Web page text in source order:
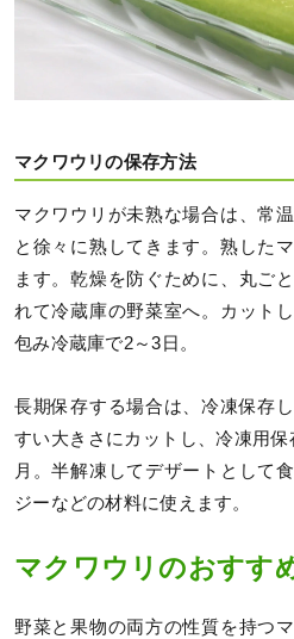
マクワウリの保存方法
マクワウリが未熟な場合は、常
と徐々に熟してきます。熟した
ます。乾燥を防ぐために、丸ご
れて冷蔵庫の野菜室へ。カット
包み冷蔵庫で2～3日。
長期保存する場合は、冷凍保存
すい大きさにカットし、冷凍用
月。半解凍してデザートとして
ジーなどの材料に使えます。
マクワウリのおすす
野菜と果物の両方の性質を持つ